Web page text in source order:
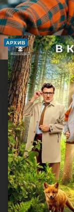
АРХИВ